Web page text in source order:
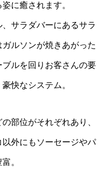
に癒されます。
サラダバーにあるサラ
ルソンが焼きあがった
ルを回りお客さんの要
快なシステム。
部位がそれぞれあり、
外にもソーセージやパ
。